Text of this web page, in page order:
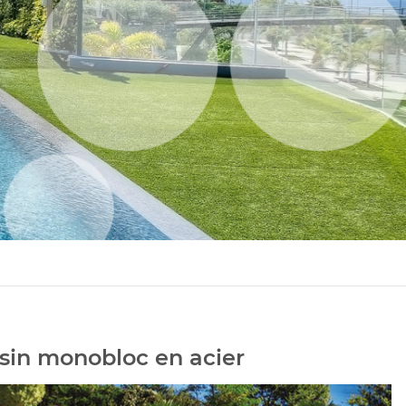
monobloc en acier